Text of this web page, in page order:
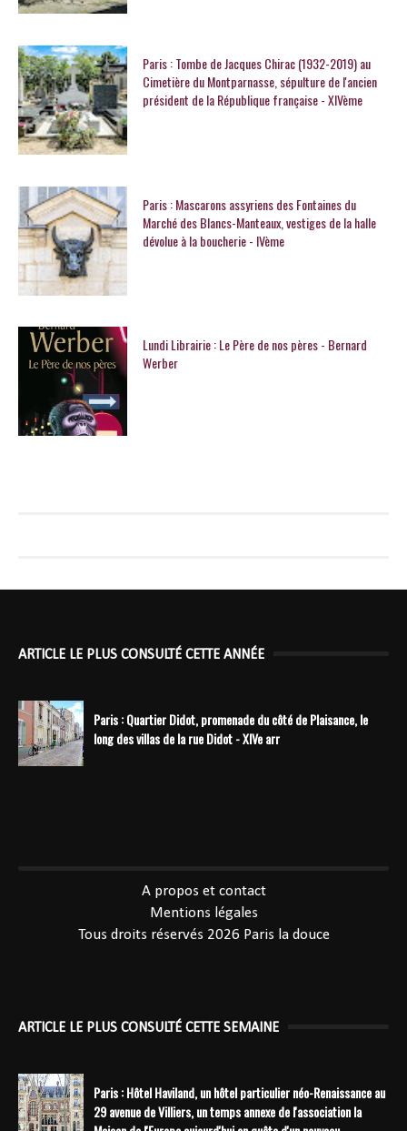
Paris : Tombe de Jacques Chirac (1932-2019) au
Cimetière du Montparnasse, sépulture de l'ancien
président de la République française - XIVème
Paris : Mascarons assyriens des Fontaines du
Marché des Blancs-Manteaux, vestiges de la halle
dévolue à la boucherie - IVème
Lundi Librairie : Le Père de nos pères - Bernard
Werber
ARTICLE LE PLUS CONSULTÉ CETTE ANNÉE
Paris : Quartier Didot, promenade du côté de Plaisance, le
long des villas de la rue Didot - XIVe arr
A propos et contact
Mentions légales
Tous droits réservés 2026 Paris la douce
ARTICLE LE PLUS CONSULTÉ CETTE SEMAINE
Paris : Hôtel Haviland, un hôtel particulier néo-Renaissance au
29 avenue de Villiers, un temps annexe de l'association la